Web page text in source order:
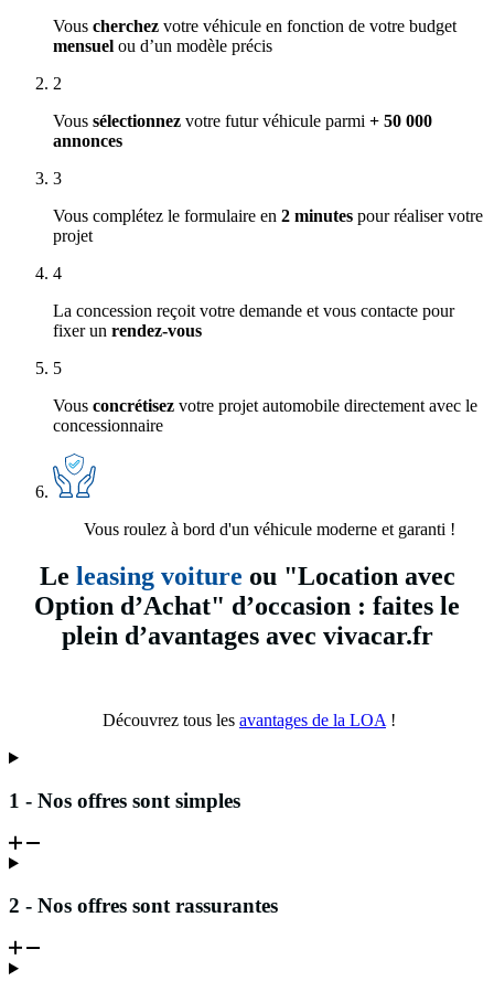
Vous cherchez votre véhicule en fonction de votre budget
mensuel ou d’un modèle précis
2
Vous sélectionnez votre futur véhicule parmi + 50 000
annonces
3
Vous complétez le formulaire en 2 minutes pour réaliser votre
projet
4
La concession reçoit votre demande et vous contacte pour
fixer un rendez-vous
5
Vous concrétisez votre projet automobile directement avec le
concessionnaire
Vous roulez à bord d'un véhicule moderne et garanti !
Le leasing voiture ou "Location avec
Option d’Achat" d’occasion : faites le
plein d’avantages avec vivacar.fr
Découvrez tous les avantages de la LOA !
1 - Nos offres sont simples
2 - Nos offres sont rassurantes